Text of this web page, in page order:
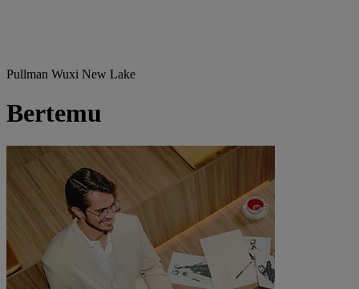
Pullman Wuxi New Lake
Bertemu